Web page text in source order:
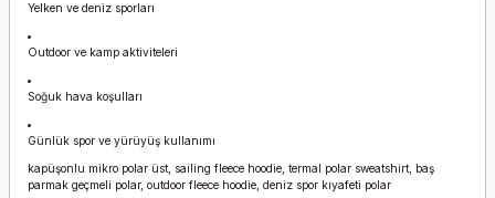
Yelken ve deniz sporları
Outdoor ve kamp aktiviteleri
Soğuk hava koşulları
Günlük spor ve yürüyüş kullanımı
kapüşonlu mikro polar üst, sailing fleece hoodie, termal polar sweatshirt, baş
parmak geçmeli polar, outdoor fleece hoodie, deniz spor kıyafeti polar